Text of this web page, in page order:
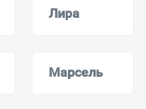
Лира
Марсель